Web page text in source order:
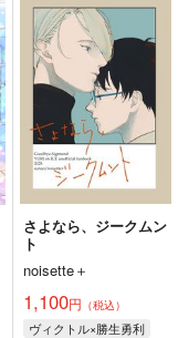
さよなら、ジークムン
ト
noisette＋
1,100円 （税込）
ヴィクトル×勝生勇利